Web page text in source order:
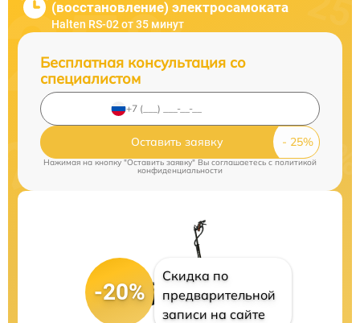
(восстановление) электросамоката
Halten RS-02 от 35 минут
Бесплатная консультация со
специалистом
Оставить заявку
Нажимая на кнопку "Оставить заявку" Вы соглашаетесь cполитикой
конфиденциальности
-20%
Скидка по
предварительной
записи на сайте